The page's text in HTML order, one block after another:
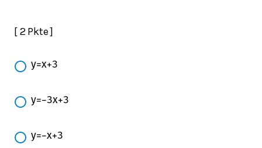
[ 2 Pkte ]
y=x+3
y=−3x+3
y=−x+3